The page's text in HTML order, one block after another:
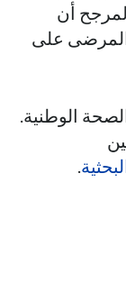
أن
المرضى على
الوطنية.
.